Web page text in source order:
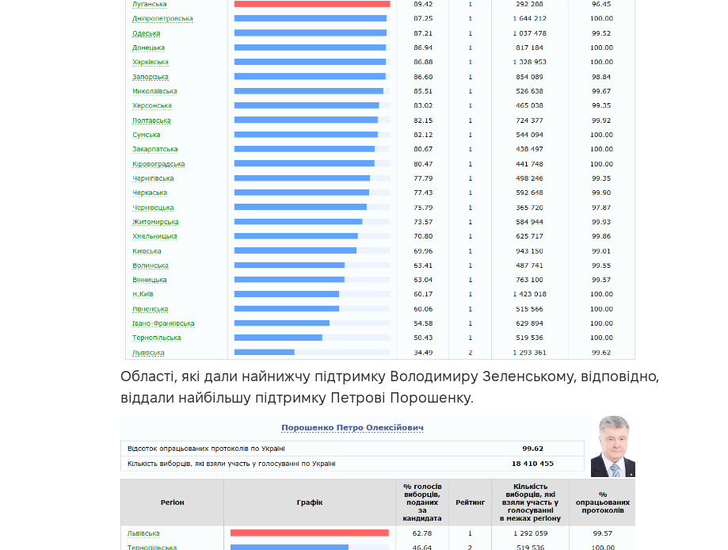
Області, які дали найнижчу підтримку Володимиру Зеленському, відповідно,
віддали найбільшу підтримку Петрові Порошенку.